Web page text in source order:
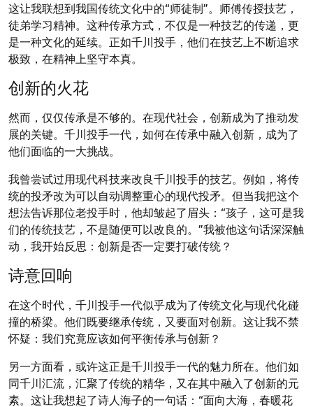
这让我联想到我国传统文化中的“师徒制”。师傅传授技艺，
徒弟学习精神。这种传承方式，不仅是一种技艺的传递，更
是一种文化的延续。正如千川投手，他们在技艺上不断追求
极致，在精神上坚守本真。
创新的火花
然而，仅仅传承是不够的。在现代社会，创新成为了推动发
展的关键。千川投手一代，如何在传承中融入创新，成为了
他们面临的一大挑战。
我曾尝试过用现代科技来改良千川投手的技艺。例如，将传
统的投矛改为可以自动调整重心的现代投矛。但当我把这个
想法告诉那位老投手时，他却皱起了眉头：“孩子，这可是我
们的传统技艺，不是随便可以改良的。”我被他这句话深深触
动，我开始反思：创新是否一定要打破传统？
诗意回响
在这个时代，千川投手一代似乎成为了传统文化与现代化碰
撞的桥梁。他们既要继承传统，又要面对创新。这让我不禁
怀疑：我们究竟应该如何平衡传承与创新？
另一方面看，或许这正是千川投手一代的魅力所在。他们如
同千川汇流，汇聚了传统的精华，又在其中融入了创新的元
素。这让我想起了诗人海子的一句话：“面向大海，春暖花